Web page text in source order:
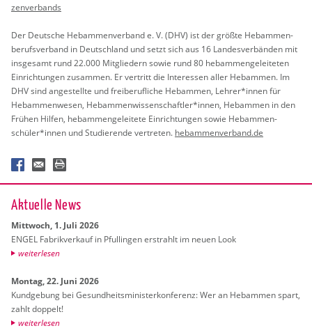
zen­ver­bands
Der Deut­sche Heb­am­men­ver­band e. V. (DHV) ist der grö­ß­te Hebammen­
berufs­verband in Deutsch­land und setzt sich aus 16 Landes­ver­bänden mit
insge­samt rund 22.000 Mit­gliedern sowie rund 80 heb­am­men­ge­lei­te­ten
Ein­rich­tun­gen zu­sam­men. Er ver­tritt die In­ter­es­sen aller Heb­am­men. Im
DHV sind an­ge­stellte und frei­beruf­liche Heb­am­men, Leh­rer*innen für
Hebammen­wesen, Hebammen­wissen­schaftler*innen, Heb­am­men in den
Frü­hen Hil­fen, hebammen­geleitete Ein­rich­tungen sowie Hebammen­
schüler*innen und Studie­rende ver­tre­ten. heb­am­men­ver­band.de
Ak­tu­el­le News
Mitt­woch, 1. Juli 2026
ENGEL Fa­brik­ver­kauf in Pful­lin­gen er­strahlt im neuen Look
wei­ter­le­sen
Mon­tag, 22. Juni 2026
Kund­ge­bung bei Ge­sund­heits­mi­nis­ter­kon­fe­renz: Wer an Heb­am­men spart,
zahlt dop­pelt!
wei­ter­le­sen